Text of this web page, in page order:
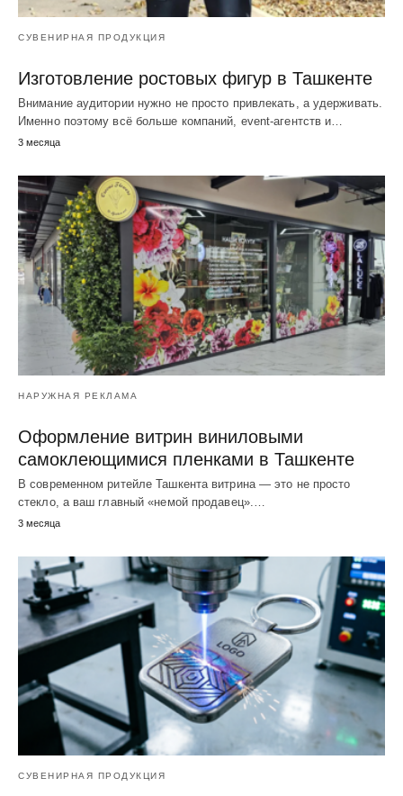
СУВЕНИРНАЯ ПРОДУКЦИЯ
Изготовление ростовых фигур в Ташкенте
Внимание аудитории нужно не просто привлекать, а удерживать.
Именно поэтому всё больше компаний, event-агентств и…
3 месяца
НАРУЖНАЯ РЕКЛАМА
Оформление витрин виниловыми
самоклеющимися пленками в Ташкенте
В современном ритейле Ташкента витрина — это не просто
стекло, а ваш главный «немой продавец».…
3 месяца
СУВЕНИРНАЯ ПРОДУКЦИЯ